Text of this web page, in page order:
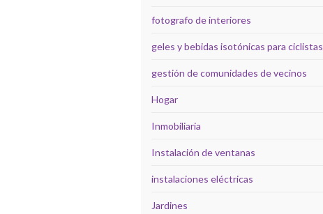
fotografo de interiores
geles y bebidas isotónicas para ciclistas
gestión de comunidades de vecinos
Hogar
Inmobiliaria
Instalación de ventanas
instalaciones eléctricas
Jardines